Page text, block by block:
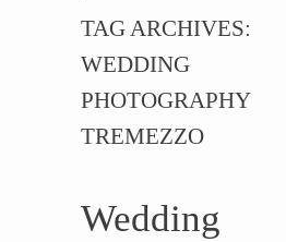
TAG ARCHIVES:
WEDDING
PHOTOGRAPHY
TREMEZZO
Wedding